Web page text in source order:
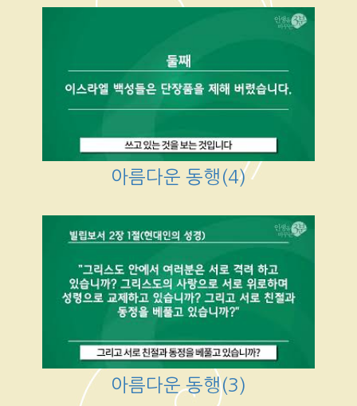
아름다운 동행(4)
아름다운 동행(3)